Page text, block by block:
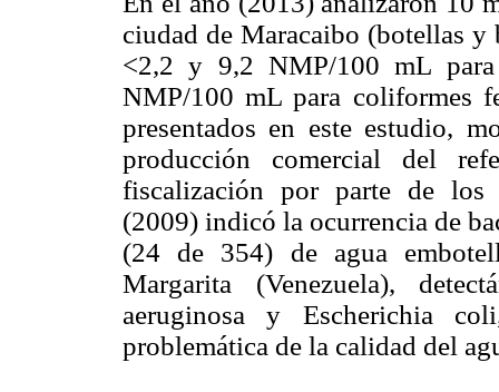
ciudad de Maracaibo (botellas y
<2,2 y 9,2 NMP/100 mL
NMP/100 mL para coliformes
presentados en este estudio,
producción comercial del
fiscalización por parte de los
(2009) indicó la ocurrencia de
(24 de 354) de agua
Margarita (Venezuela),
aeruginosa y Escherichia
problemática de la calidad del